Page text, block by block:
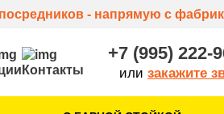
Контакты
+7 (995) 222-
или закажите
- напрямую с